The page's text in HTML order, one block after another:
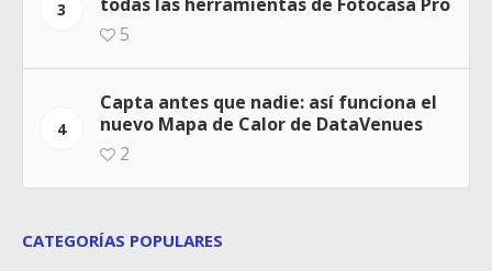
3
5
4
Capta antes que nadie: así funciona el
nuevo Mapa de Calor de DataVenues
2
CATEGORÍAS POPULARES